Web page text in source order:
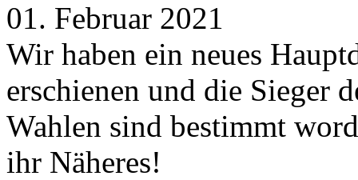
01. Februar 2021
Wir haben ein neues
erschienen und die Sieger
Wahlen sind bestimmt
ihr Näheres!